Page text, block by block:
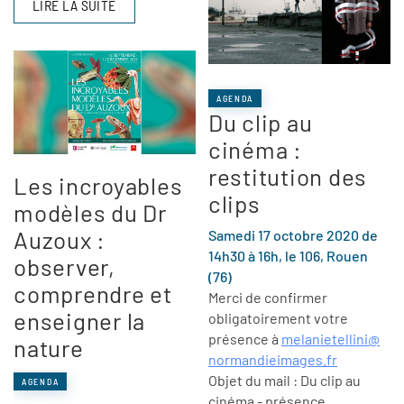
LIRE LA SUITE
Les incroyables
modèles du Dr
Auzoux :
observer,
comprendre et
enseigner la
nature
AGENDA
AGENDA
Du clip au
cinéma :
restitution des
clips
Samedi 17 octobre 2020 de
14h30 à 16h, le 106, Rouen
(76)
Merci de confirmer
obligatoirement votre
présence à melanietellini@
normandieimages.fr
Objet du mail : Du clip au